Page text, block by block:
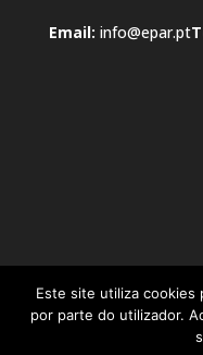
Email: info@epar.pt
Este site utiliza cookies
por parte do utilizador.